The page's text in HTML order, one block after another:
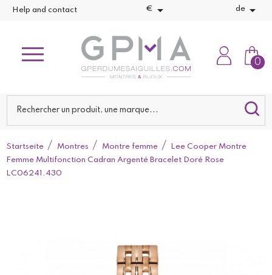
Help and contact €  de 
0
Startseite Montres Montre femme
Lee Cooper Montre
Femme Multifonction Cadran Argenté Bracelet Doré Rose
LC06241.430